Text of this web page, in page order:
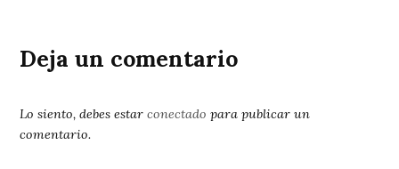
Deja un comentario
Lo siento, debes estarconectado para publicar un
comentario.